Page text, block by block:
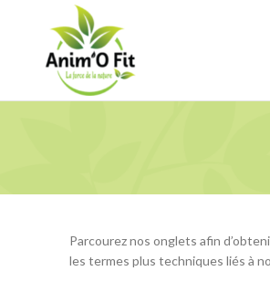
Parcourez nos onglets afin
les termes plus techniques liés à